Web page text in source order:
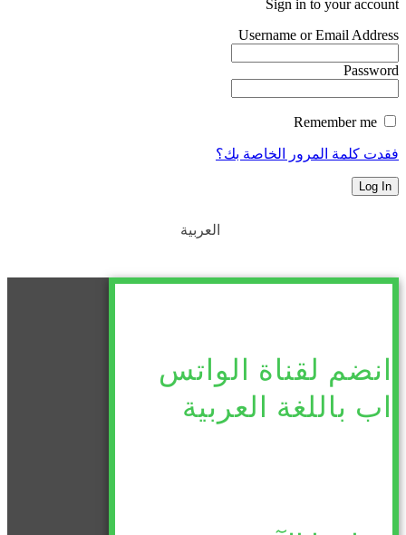
Sign in to your account
Username or Email Address
Password
فقدت كلمة المرور الخاصة بك؟
العربية
انضم لقناة الواتس
اب باللغة العربية